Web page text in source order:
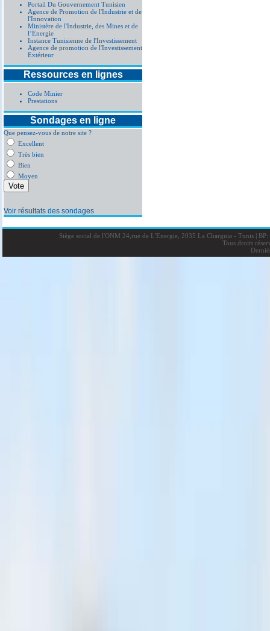
Portail Du Gouvernement Tunisien
Agence de Promotion de l'Industrie et de
l'Innovation
Ministère de l'Industrie, des Mines et de
l’Energie
Instance Tunisienne de l'Investissement
Agence de promotion de l'Investissement
Extérieur
Ressources en lignes
Code Minier
Prestations
Sondages en ligne
Que pensez-vous de notre site ?
Excellent
Très bien
Bien
Moyen
Voir résultats des sondages
Siège social de l'ONM 24,rue de L'Energie, 2035 La Charguia - Tunis |BP:
Tous droits